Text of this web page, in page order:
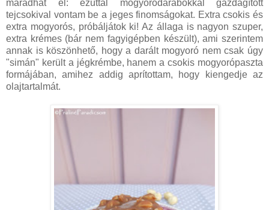
maradhat el: ezúttal mogyoródarabokkal gazdagított
tejcsokival vontam be a jeges finomságokat. Extra csokis és
extra mogyorós, próbáljátok ki! Az állaga is nagyon szuper,
extra krémes (bár nem fagyigépben készült), ami szerintem
annak is köszönhető, hogy a darált mogyoró nem csak úgy
"simán" került a jégkrémbe, hanem a csokis mogyorópaszta
formájában, amihez addig aprítottam, hogy kiengedje az
olajtartalmát.